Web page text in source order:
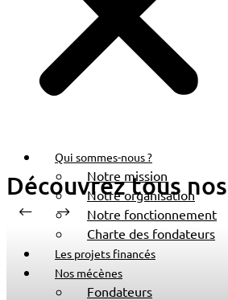
Qui sommes-nous ?
Notre mission
Notre organisation
Notre fonctionnement
Charte des fondateurs
Les projets financés
Nos mécènes
Fondateurs
Découvrez tous